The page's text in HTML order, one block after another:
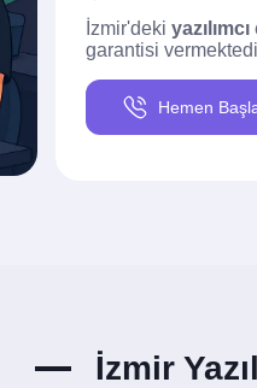
İzmir'deki yazılımcı
garantisi
Hemen
İzmir